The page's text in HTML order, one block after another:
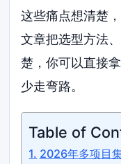
这些痛点想清楚
文章把选型方法
楚，你可以直接
少走弯路。
Table of
2026年多项目